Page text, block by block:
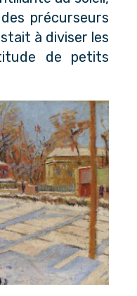
précurseurs
à diviser les
de petits